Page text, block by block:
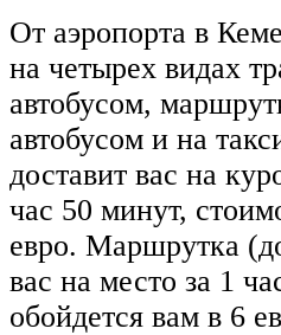
От аэропорта в
на четырех видах
автобусом,
автобусом и на
доставит вас на
час 50 минут,
евро. Маршрутка
вас на место за 1
обойдется вам в 6